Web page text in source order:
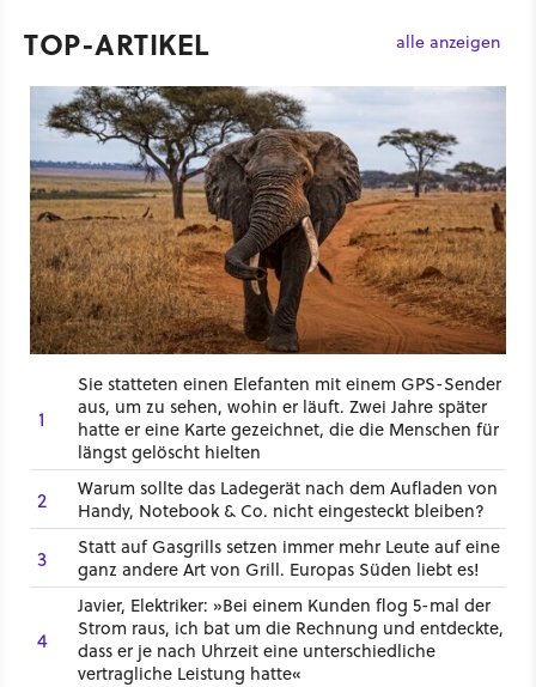
TOP-ARTIKEL alle anzeigen
1
Sie statteten einen Elefanten mit einem GPS-Sender
aus, um zu sehen, wohin er läuft. Zwei Jahre später
hatte er eine Karte gezeichnet, die die Menschen für
längst gelöscht hielten
2
Warum sollte das Ladegerät nach dem Aufladen von
Handy, Notebook & Co. nicht eingesteckt bleiben?
3
Statt auf Gasgrills setzen immer mehr Leute auf eine
ganz andere Art von Grill. Europas Süden liebt es!
4
Javier, Elektriker: »Bei einem Kunden flog 5-mal der
Strom raus, ich bat um die Rechnung und entdeckte,
dass er je nach Uhrzeit eine unterschiedliche
vertragliche Leistung hatte«